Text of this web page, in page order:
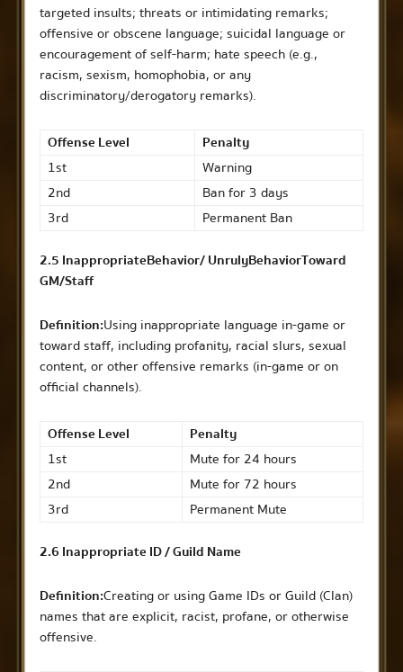
targeted insults; threats or intimidating remarks;
offensive or obscene language; suicidal language or
encouragement of self-harm; hate speech (e.g.,
racism, sexism, homophobia, or any
discriminatory/derogatory remarks).
Offense Level
Penalty
1st
Warning
2nd
Ban for 3 days
3rd
Permanent Ban
2.5 Inappropriate Behavior / Unruly Behavior Toward
GM/Staff
Definition:Using inappropriate language in-game or
toward staff, including profanity, racial slurs, sexual
content, or other offensive remarks (in-game or on
official channels).
Offense Level
Penalty
1st
Mute for 24 hours
2nd
Mute for 72 hours
3rd
Permanent Mute
2.6 Inappropriate ID / Guild Name
Definition:Creating or using Game IDs or Guild (Clan)
names that are explicit, racist, profane, or otherwise
offensive.